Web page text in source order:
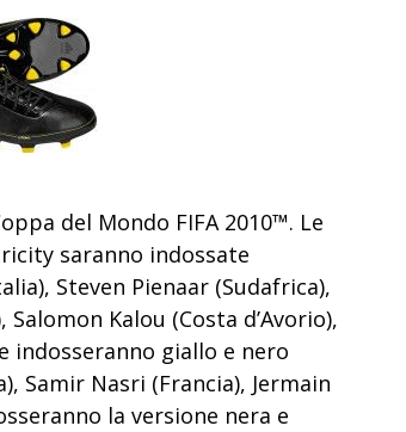
del Mondo FIFA 2010™. Le
saranno indossate
Steven Pienaar (Sudafrica),
Kalou (Costa d’Avorio),
indosseranno giallo e nero
Samir Nasri (Francia), Jermain
la versione nera e